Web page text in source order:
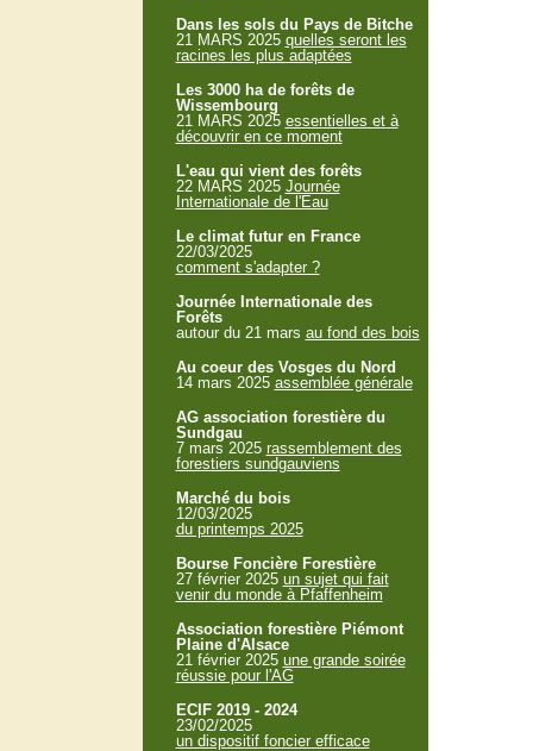
Dans les sols du Pays de Bitche
21 MARS 2025 quelles seront les
racines les plus adaptées
Les 3000 ha de forêts de
Wissembourg
21 MARS 2025 essentielles et à
découvrir en ce moment
L'eau qui vient des forêts
22 MARS 2025 Journée
Internationale de l'Eau
Le climat futur en France
22/03/2025
comment s'adapter ?
Journée Internationale des
Forêts
autour du 21 mars au fond des bois
Au coeur des Vosges du Nord
14 mars 2025 assemblée générale
AG association forestière du
Sundgau
7 mars 2025 rassemblement des
forestiers sundgauviens
Marché du bois
12/03/2025
du printemps 2025
Bourse Foncière Forestière
27 février 2025 un sujet qui fait
venir du monde à Pfaffenheim
Association forestière Piémont
Plaine d'Alsace
21 février 2025 une grande soirée
réussie pour l'AG
ECIF 2019 - 2024
23/02/2025
un dispositif foncier efficace